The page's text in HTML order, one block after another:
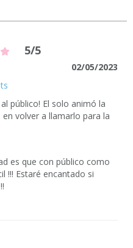
5/5
02/05/2023
público! El solo animó la
volver a llamarlo para la
es que con público como
!!! Estaré encantado si